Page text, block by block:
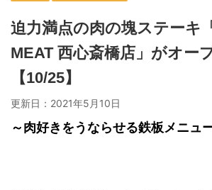
迫力満点の肉の塊ステーキ
MEAT 西心斎橋店」がオー
【10/25】
更新日： 2021年5月10日
～肉好きをうならせる鉄板メニュ